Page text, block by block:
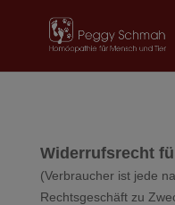
Widerrufsrecht
(Verbraucher ist jede
Rechtsgeschäft zu